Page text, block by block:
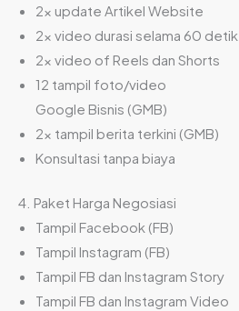
2x update Artikel Website
2x video durasi selama 60 detik
2x video of Reels dan Shorts
12 tampil foto/video
Google Bisnis (GMB)
2x tampil berita terkini (GMB)
Konsultasi tanpa biaya
4. Paket Harga Negosiasi
Tampil Facebook (FB)
Tampil Instagram (FB)
Tampil FB dan Instagram Story
Tampil FB dan Instagram Video